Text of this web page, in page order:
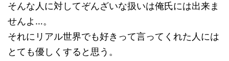
そんな人に対してぞんざいな扱いは俺氏には出来ま
せんよ…。
それにリアル世界でも好きって言ってくれた人には
とても優しくすると思う。